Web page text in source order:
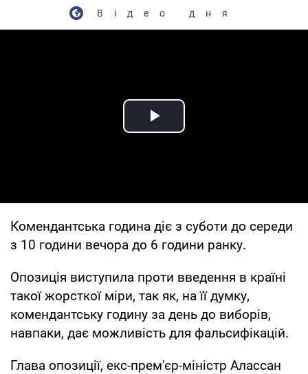
Відео дня
Play Video
Комендантська година діє з суботи до середи
з 10 години вечора до 6 години ранку.
Опозиція виступила проти введення в країні
такої жорсткої міри, так як, на її думку,
комендантську годину за день до виборів,
навпаки, дає можливість для фальсифікацій.
Глава опозиції, екс-прем'єр-міністр Алассан